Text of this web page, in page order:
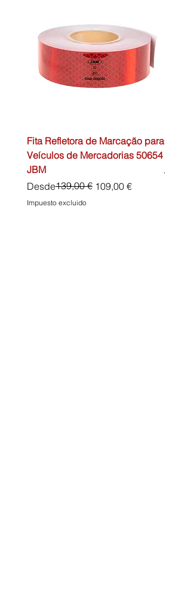
Fita Refletora de Marcação para
Veículos de Mercadorias 50654
JBM
Desde
Precio139,00 € 109,00 €
Precio de oferta
Impuesto excluido
Precio
45,00 €